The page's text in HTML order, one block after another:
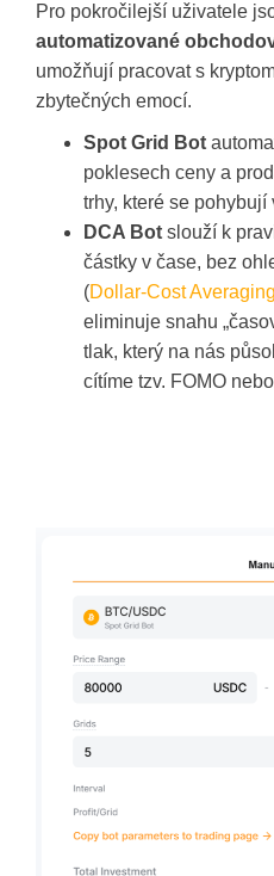
Pro pokročilejší uživatele
automatizované
umožňují pracovat s
zbytečných emocí.
Spot Grid Bot
poklesech ceny a
trhy, které se
DCA Bot slouží k
částky v čase, bez
(Dollar-Cost Averaging
eliminuje snahu
tlak, který na nás
cítíme tzv. FOMO